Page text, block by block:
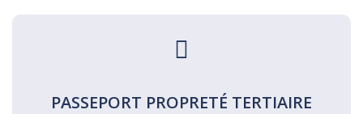
PASSEPORT PROPRETÉ TERTIAIRE